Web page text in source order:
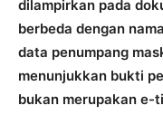
dilampirkan pada
berbeda dengan
data penumpang
menunjukkan bukti
bukan merupakan e-